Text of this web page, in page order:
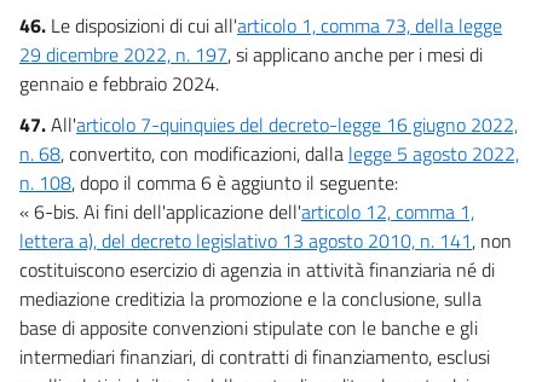
46. Le disposizioni di cui all'articolo 1, comma 73, della legge
29 dicembre 2022, n. 197, si applicano anche per i mesi di
gennaio e febbraio 2024.
47.All'articolo 7-quinquies del decreto-legge 16 giugno 2022,
n. 68, convertito, con modificazioni, dalla legge 5 agosto 2022,
n. 108, dopo il comma 6 è aggiunto il seguente:
« 6-bis. Ai fini dell'applicazione dell'articolo 12, comma 1,
lettera a), del decreto legislativo 13 agosto 2010, n. 141, non
costituiscono esercizio di agenzia in attività finanziaria né di
mediazione creditizia la promozione e la conclusione, sulla
base di apposite convenzioni stipulate con le banche e gli
intermediari finanziari, di contratti di finanziamento, esclusi